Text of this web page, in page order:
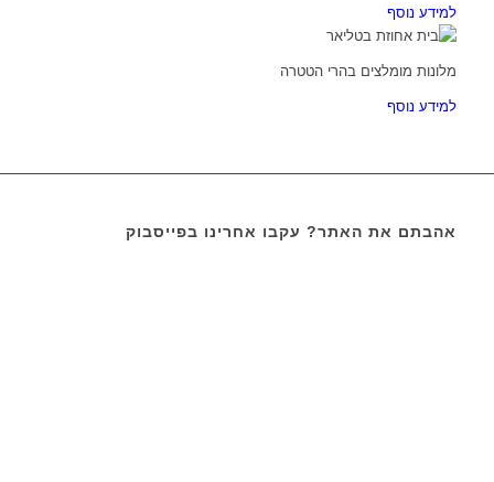
למידע נוסף
מלונות מומלצים בהרי הטטרה
למידע נוסף
אהבתם את האתר? עקבו אחרינו בפייסבוק